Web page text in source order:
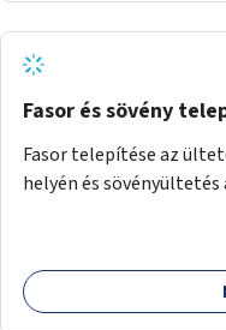
Fasor és sövény
Fasor telepítése az
helyén és